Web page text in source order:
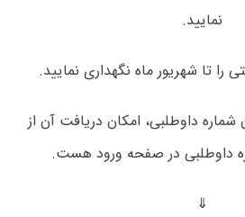
نمایید.
را تا شهریور ماه نگهداری نمایید.
داوطلبی، امکان دریافت آن از
داوطلبی در صفحه ورود هست.
⇓